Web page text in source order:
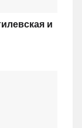
и